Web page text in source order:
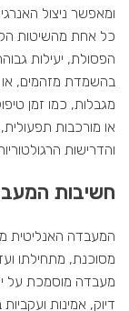
ומאפשר ניצול
כל אחת מהשיטות
הפסולת, יעילות
בהשמדת מזהמים,
מגבלות, כמו זמן
או מורכבות
והדרישות
חשיבות
המעבדה האנליטית
מסוכנת, מתחילתו
מעבדה מוסמכת על
דיוק, אמינות